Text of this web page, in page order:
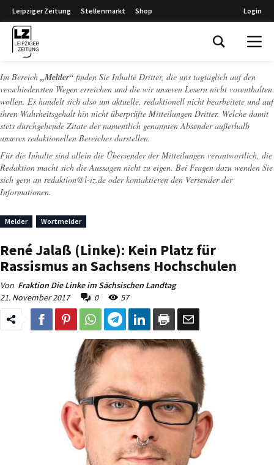
Leipziger Zeitung Stellenmarkt Shop Login
Im Bereich „Melder“ finden Sie Inhalte Dritter, die uns tagtäglich auf den
verschiedensten Wegen erreichen und die wir unseren Lesern nicht vorenthalten
wollen. Es handelt sich also um aktuelle, redaktionell nicht bearbeitete und auf
ihren Wahrheitsgehalt hin nicht überprüfte Mitteilungen Dritter. Welche damit
stets durchgehende Zitate der namentlich genannten Absender außerhalb
unseres redaktionellen Bereiches darstellen.
Für die Inhalte sind allein die Übersender der Mitteilungen verantwortlich, die
Redaktion macht sich die Aussagen nicht zu eigen. Bei Fragen dazu wenden Sie
sich gern an redaktion@l-iz.de oder kontaktieren den Versender der
Informationen.
Melder Wortmelder
René Jalaß (Linke): Kein Platz für
Rassismus an Sachsens Hochschulen
Von Fraktion Die Linke im Sächsischen Landtag
21. November 2017
0 57